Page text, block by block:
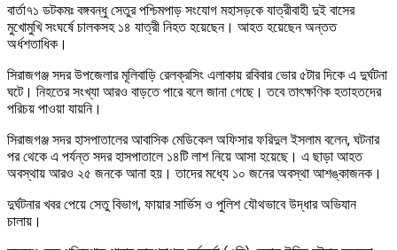
বার্তা৭১ ডটকমঃ বঙ্গবন্ধু সেতুর পশ্চিমপাড় সংযোগ মহাসড়কে যাত্রীবাহী দুই বাসের
মুখোমুখি সংঘর্ষে চালকসহ ১৪ যাত্রী নিহত হয়েছেন। আহত হয়েছেন অন্তত
অর্ধশতাধিক।
সিরাজগঞ্জ সদর উপজেলার মূলিবাড়ি রেলক্রসিং এলাকায় রবিবার ভোর ৫টার দিকে এ দুর্ঘটনা
ঘটে। নিহতের সংখ্যা আরও বাড়তে পারে বলে জানা গেছে। তবে তাৎক্ষণিক হতাহতদের
পরিচয় পাওয়া যায়নি।
সিরাজগঞ্জ সদর হাসপাতালের আবাসিক মেডিকেল অফিসার ফরিদুল ইসলাম বলেন, ঘটনার
পর থেকে এ পর্যন্ত সদর হাসপাতালে ১৪টি লাশ নিয়ে আসা হয়েছে। এ ছাড়া আহত
অবস্থায় আরও ২৫ জনকে আনা হয়। তাদের মধ্যে ১০ জনের অবস্থা আশঙ্কাজনক।
দুর্ঘটনার খবর পেয়ে সেতু বিভাগ, ফায়ার সার্ভিস ও পুলিশ যৌথভাবে উদ্ধার অভিযান
চালায়।